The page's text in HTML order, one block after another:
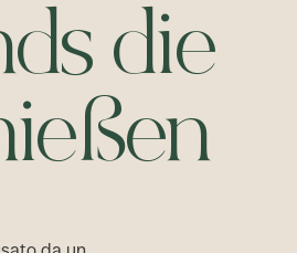
ds die
ießen